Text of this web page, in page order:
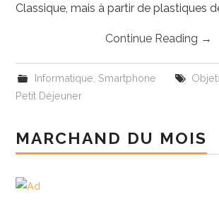
Classique, mais à partir de plastiques
Continue Reading →
Informatique Smartphone
Petit Déjeuner
MARCHAND DU MOIS